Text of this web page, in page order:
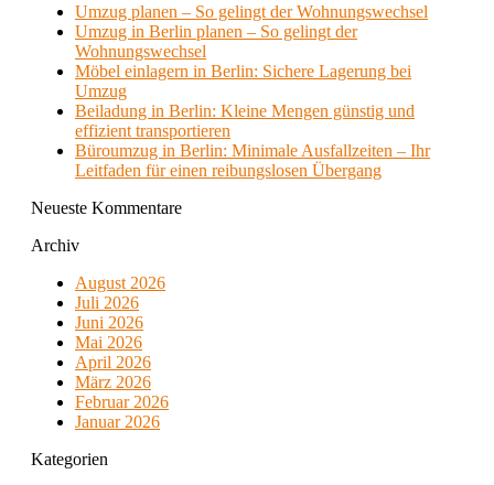
Umzug planen – So gelingt der Wohnungswechsel
Umzug in Berlin planen – So gelingt der
Wohnungswechsel
Möbel einlagern in Berlin: Sichere Lagerung bei
Umzug
Beiladung in Berlin: Kleine Mengen günstig und
effizient transportieren
Büroumzug in Berlin: Minimale Ausfallzeiten – Ihr
Leitfaden für einen reibungslosen Übergang
Neueste Kommentare
Archiv
August 2026
Juli 2026
Juni 2026
Mai 2026
April 2026
März 2026
Februar 2026
Januar 2026
Kategorien